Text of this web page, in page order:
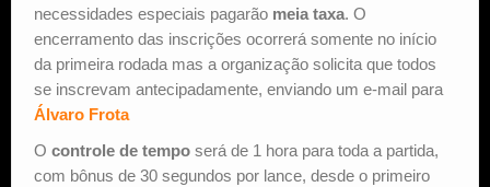
necessidades especiais pagarão meia taxa. O
encerramento das inscrições ocorrerá somente no início
da primeira rodada mas a organização solicita que todos
se inscrevam antecipadamente, enviando um e-mail para
Álvaro Frota
O controle de tempo será de 1 hora para toda a partida,
com bônus de 30 segundos por lance, desde o primeiro